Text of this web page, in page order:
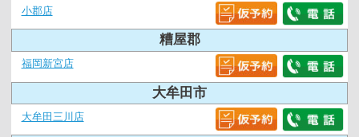
小郡店
糟屋郡
福岡新宮店
大牟田市
大牟田三川店